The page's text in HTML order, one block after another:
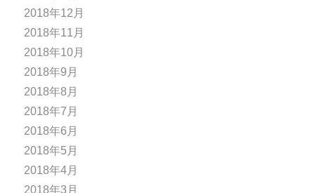
2018年12月
2018年11月
2018年10月
2018年9月
2018年8月
2018年7月
2018年6月
2018年5月
2018年4月
2018年3月